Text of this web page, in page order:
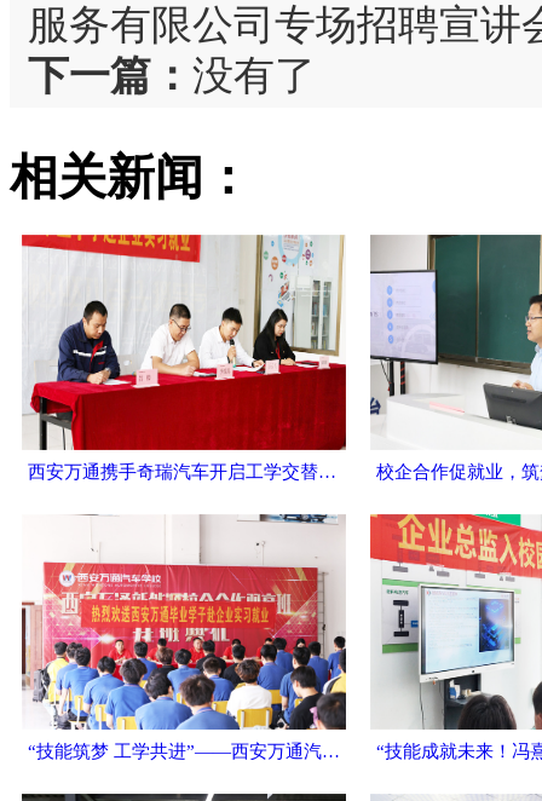
服务有限公司专场招聘宣讲
下一篇： 没有了
相关新闻：
西安万通携手奇瑞汽车开启工学交替新征程 ——顶岗实习欢送会圆满举行
“技能筑梦 工学共进”——西安万通汽车学校欢送学子赴奇瑞汽车实习